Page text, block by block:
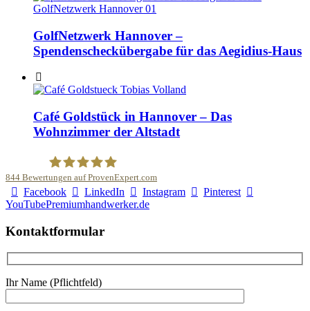
GolfNetzwerk Hannover –
Spendenscheckübergabe für das Aegidius-Haus
Café Goldstück in Hannover – Das
Wohnzimmer der Altstadt
Malerfachbetrieb HEYSE GmbH & Co.KG
844 Bewertungen auf ProvenExpert.com
Facebook LinkedIn Instagram
Pinterest
YouTubePremiumhandwerker.de
Kontaktformular
Ihr Name (Pflichtfeld)